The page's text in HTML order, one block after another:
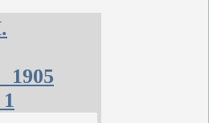
русских
хватало
того, что
борьбы,
военными
только